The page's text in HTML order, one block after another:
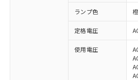
ランプ色 橙
定格電圧
使用電圧